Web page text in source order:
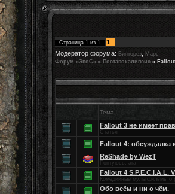
Страница 1 из 1
1
Модератор форума: Винторез
Марс
Форум «ЭпоС» » Постапокалипсис »
Тема
Fallout 3 не имеет
Статья
Fallout 4: обсуждалка
ReShade by WezT
Понтуюсь, ага
Fallout 4 S.P.E.C.I.A.L.
Комедийные мультфильмы о
Обо всём и ни о чём.